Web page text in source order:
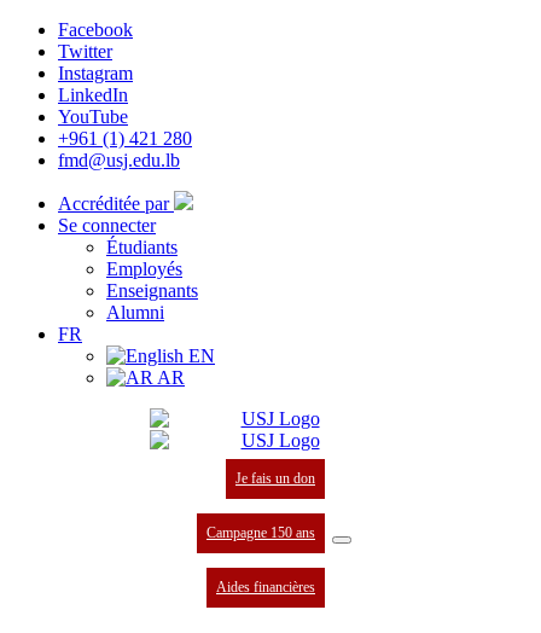
Facebook
Twitter
Instagram
LinkedIn
YouTube
+961 (1) 421 280
fmd@usj.edu.lb
Accréditée par
Se connecter
Étudiants
Employés
Enseignants
Alumni
FR
EN
AR
Je fais un don
Campagne 150 ans
Aides financières